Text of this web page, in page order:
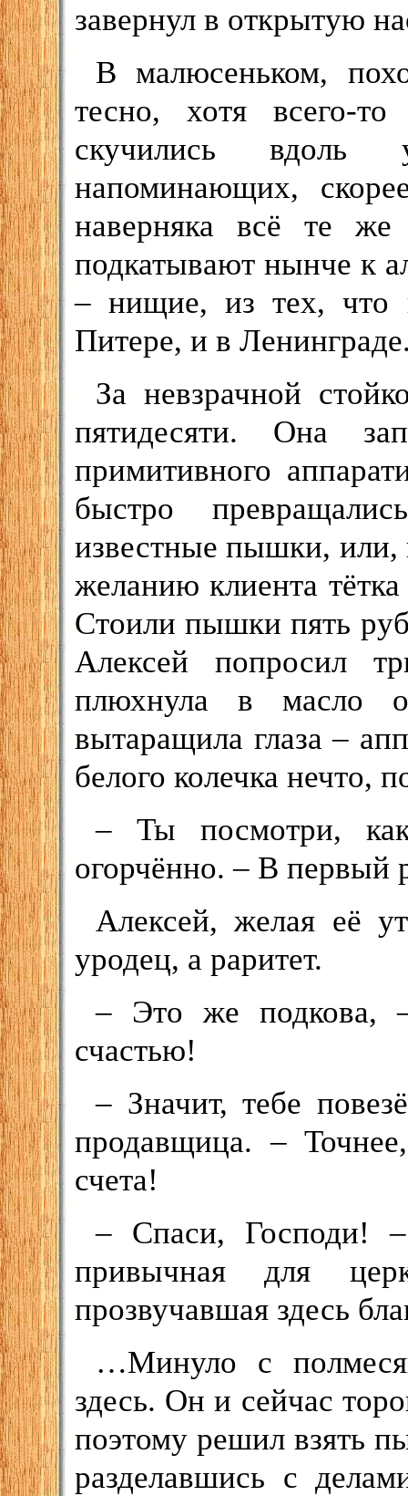
завернул в открытую
В малюсеньком,
тесно, хотя всего-
скучились вдоль
напоминающих,
наверняка всё те
подкатывают нынче к
– нищие, из тех, что
Питере, и в
За невзрачной
пятидесяти. Она
примитивного
быстро
известные пышки,
желанию клиента
Стоили пышки пять
Алексей попросил
плюхнула в масло
вытаращила глаза –
белого колечка нечто,
– Ты посмотри,
огорчённо. – В первый
Алексей, желая её
уродец, а раритет.
– Это же подкова,
счастью!
– Значит, тебе
продавщица. –
счета!
– Спаси, Господи!
привычная для
прозвучавшая здесь
…Минуло с
здесь. Он и сейчас
поэтому решил взять
разделавшись с